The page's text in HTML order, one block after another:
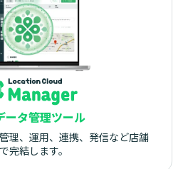
ータ管理ツール
理、運用、連携、発信など店舗
完結します。